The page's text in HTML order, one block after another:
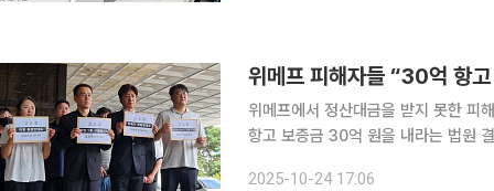
위메프 피해자들 “30억 항
위메프에서 정산대금을 받지 못한 피
항고 보증금 30억 원을 내라는 법원
2025-10-24 17:06